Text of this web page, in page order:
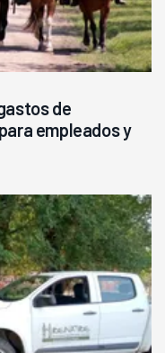
de
empleados y